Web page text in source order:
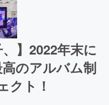
】2022年末に
のアルバム制
クト！